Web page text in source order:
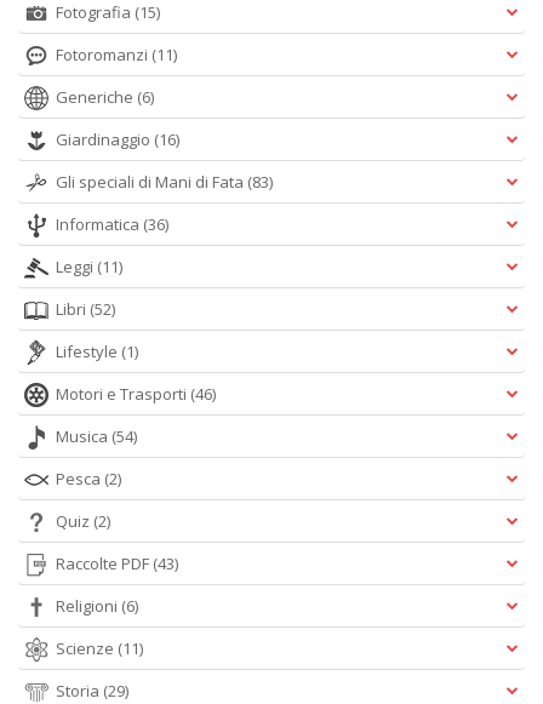
Fotografia (15)
Fotoromanzi (11)
Generiche (6)
Giardinaggio (16)
Gli speciali di Mani di Fata (83)
Informatica (36)
Leggi (11)
Libri (52)
Lifestyle (1)
Motori e Trasporti (46)
Musica (54)
Pesca (2)
Quiz (2)
Raccolte PDF (43)
Religioni (6)
Scienze (11)
Storia (29)